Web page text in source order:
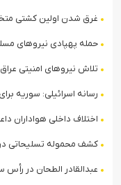
غرق شدن اولین کشتی
حمله پهپادی نیروهای
تلاش نیروهای امنیتی
رسانه اسرائیلی: سوریه
اختلاف داخلی هواداران
کشف محموله تسلیحاتی در
عبدالقادر الطحان در رأس سازمان